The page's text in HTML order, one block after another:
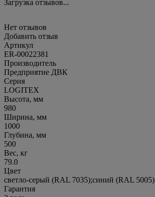
Загрузка отзывов...
Нет отзывов
Добавить отзыв
Артикул
ER-00022381
Производитель
Предприятие ДВК
Серия
LOGITEX
Высота, мм
980
Ширина, мм
1000
Глубина, мм
500
Вес, кг
79.0
Цвет
светло-серый (RAL 7035);синий (RAL 5005)
Гарантия